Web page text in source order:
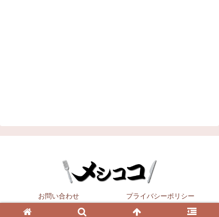
お問い合わせ プライバシーポリシー
Copyright © 2021 All Rights Reserved.